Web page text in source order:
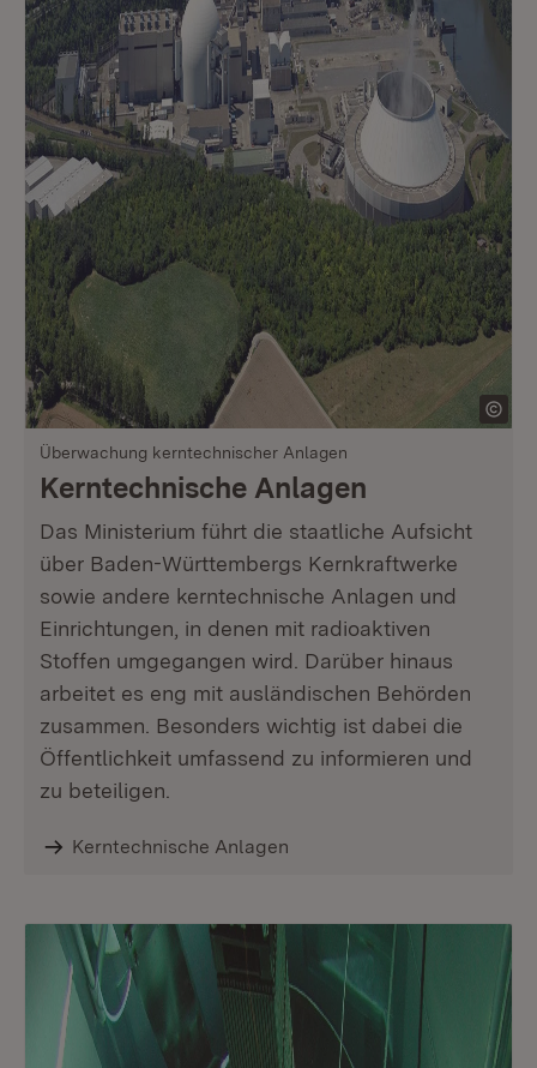
Überwachung kerntechnischer Anlagen
Kerntechnische Anlagen
Das Ministerium führt die staatliche Aufsicht
über Baden-Württembergs Kernkraftwerke
sowie andere kerntechnische Anlagen und
Einrichtungen, in denen mit radioaktiven
Stoffen umgegangen wird. Darüber hinaus
arbeitet es eng mit ausländischen Behörden
zusammen. Besonders wichtig ist dabei die
Öffentlichkeit umfassend zu informieren und
zu beteiligen.
Kerntechnische Anlagen